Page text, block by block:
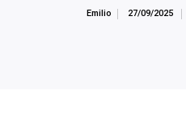
Emilio 27/09/2025